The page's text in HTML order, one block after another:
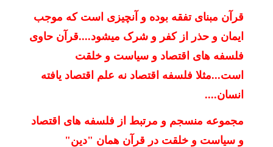
قرآن مبنای تفقه بوده و آنچیزی است که موجب
ایمان و حذر از کفر و شرک میشود....قرآن حاوی
فلسفه های اقتصاد و سیاست و خلقت
است...مثلا فلسفه اقتصاد نه علم اقتصاد یافته
انسان....
مجموعه منسجم و مرتبط از فلسفه های اقتصاد
و سیاست و خلقت در قرآن همان "دین"